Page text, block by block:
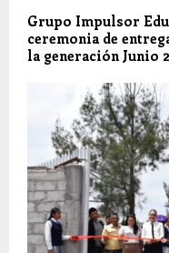
Grupo Impulsor
ceremonia de
la generación Junio